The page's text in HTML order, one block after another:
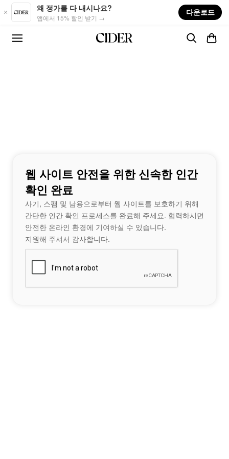
Skip to main content
왜 정가를 다 내시나요?
앱에서 15% 할인 받기 →
다운로드
웹 사이트 안전을 위한 신속한 인간
확인 완료
사기, 스팸 및 남용으로부터 웹 사이트를 보호하기 위해
간단한 인간 확인 프로세스를 완료해 주세요. 협력하시면
안전한 온라인 환경에 기여하실 수 있습니다.
지원해 주셔서 감사합니다.